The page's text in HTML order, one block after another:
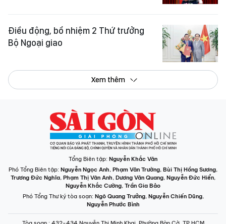
Điều động, bổ nhiệm 2 Thứ trưởng
Bộ Ngoại giao
Xem thêm
Tổng Biên tập: Nguyễn Khắc Văn
Phó Tổng Biên tập: Nguyễn Ngọc Anh, Phạm Văn Trường, Bùi Thị Hồng Sương,
Trương Đức Nghĩa, Phạm Thị Vân Anh, Dương Văn Quang, Nguyễn Đức Hiển,
Nguyễn Khắc Cường, Trần Gia Bảo
Phó Tổng Thư ký tòa soạn: Ngô Quang Trưởng, Nguyễn Chiến Dũng,
Nguyễn Phước Bình